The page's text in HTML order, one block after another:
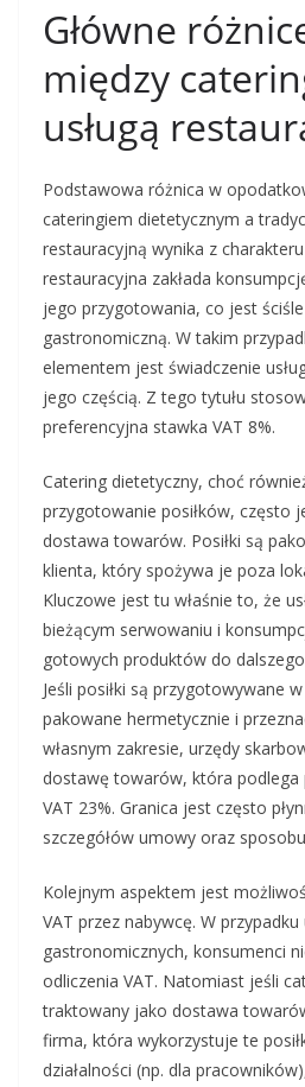
Główne
między
usługą
Podstawowa różnica w
cateringiem dietetycznym a
restauracyjną wynika z
restauracyjna zakłada
jego przygotowania, co jest ściśle
gastronomiczną. W takim
elementem jest świadczenie
jego częścią. Z tego tytułu
preferencyjna stawka VAT 8%.
Catering dietetyczny, choć
przygotowanie posiłków, często
dostawa towarów. Posiłki są
klienta, który spożywa je poza
Kluczowe jest tu właśnie to, że
bieżącym serwowaniu i
gotowych produktów do
Jeśli posiłki są przygotowywane
pakowane hermetycznie i
własnym zakresie, urzędy
dostawę towarów, która
VAT 23%. Granica jest często
szczegółów umowy oraz
Kolejnym aspektem jest
VAT przez nabywcę. W przypadku
gastronomicznych, konsumenci
odliczenia VAT. Natomiast jeśli
traktowany jako dostawa
firma, która wykorzystuje te
działalności (np. dla